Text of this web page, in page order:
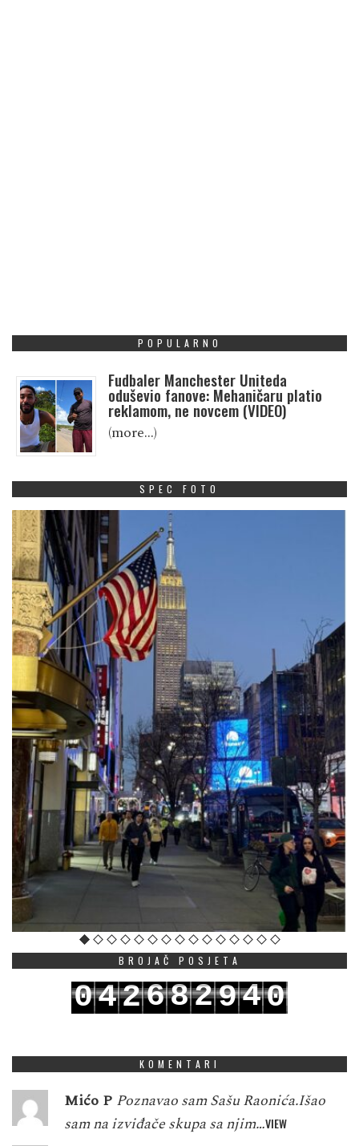
POPULARNO
Fudbaler Manchester Uniteda
oduševio fanove: Mehaničaru platio
reklamom, ne novcem (VIDEO)
(more…)
SPEC FOTO
BROJAČ POSJETA
042682940
KOMENTARI
Mićo P Poznavao sam Sašu Raonića.Išao
sam na izviđače skupa sa njim…VIEW